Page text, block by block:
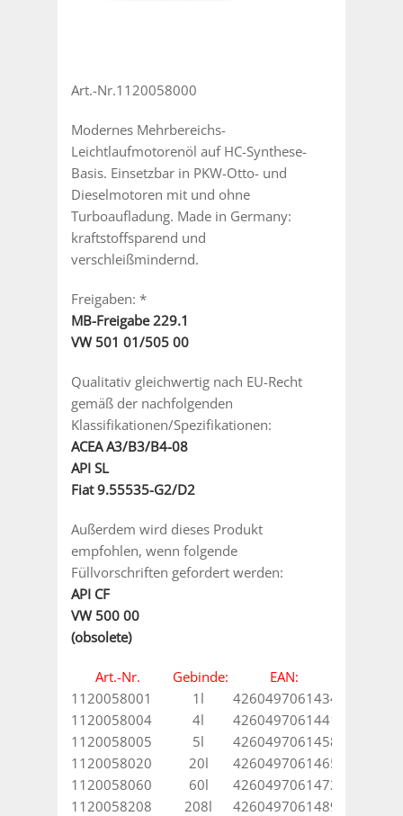
Art.-Nr.1120058000
Modernes Mehrbereichs-
Leichtlaufmotorenöl auf HC-Synthese-
Basis. Einsetzbar in PKW-Otto- und
Dieselmotoren mit und ohne
Turboaufladung. Made in Germany:
kraftstoffsparend und
verschleißmindernd.
Freigaben: *
MB-Freigabe 229.1
VW 501 01/505 00
Qualitativ gleichwertig nach EU-Recht
gemäß der nachfolgenden
Klassifikationen/Spezifikationen:
ACEA A3/B3/B4-08
API SL
Fiat 9.55535-G2/D2
Außerdem wird dieses Produkt
empfohlen, wenn folgende
Füllvorschriften gefordert werden:
API CF
VW 500 00
(obsolete)
Art.-Nr. Gebinde:
EAN:
1120058001
1l
4260497061434
1120058004
4l
4260497061441
1120058005
5l
4260497061458
1120058020
20l
4260497061465
1120058060
60l
4260497061472
1120058208
208l 4260497061489